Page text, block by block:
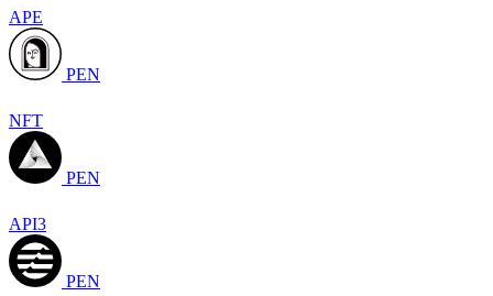
APE
PEN
NFT
PEN
API3
PEN